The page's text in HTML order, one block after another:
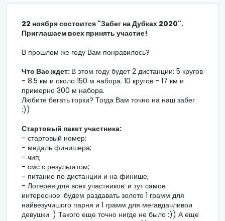
22 ноября состоится "Забег на Дубках 2020".
Приглашаем всех принять участие!
В прошлом же году Вам понравилось?
Что Вас ждет: В этом году будет 2 дистанции: 5 кругов
- 8.5 км и около 150 м набора. 10 кругов - 17 км и
примерно 300 м набора.
Любите бегать горки? Тогда Вам точно на наш забег
:))
Стартовый пакет участника:
- стартовый номер;
- медаль финишера;
- чип;
- смс с результатом;
- питание по дистанции и на финише;
- Лотерея для всех участников: и тут самое
интересное: будем раздавать золото 1 грамм для
найвезучишого парня и 1 грамм для мегавдачливои
девушки :) Такого еще точно нигде не было :)) А еще